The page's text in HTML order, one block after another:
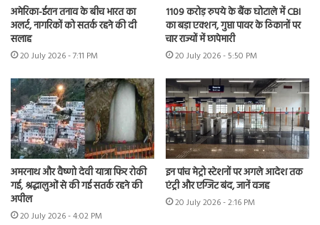
अमेरिका-ईरान तनाव के बीच भारत का
अलर्ट, नागरिकों को सतर्क रहने की दी
सलाह
20 July 2026 - 7:11 PM
1109 करोड़ रुपये के बैंक घोटाले में CBI
का बड़ा एक्शन, गुप्ता पावर के ठिकानों पर
चार राज्यों में छापेमारी
20 July 2026 - 5:50 PM
अमरनाथ और वैष्णो देवी यात्रा फिर रोकी
गई, श्रद्धालुओं से की गई सतर्क रहने की
अपील
20 July 2026 - 4:02 PM
इन पांच मेट्रो स्टेशनों पर अगले आदेश तक
एंट्री और एग्जिट बंद, जानें वजह
20 July 2026 - 2:16 PM